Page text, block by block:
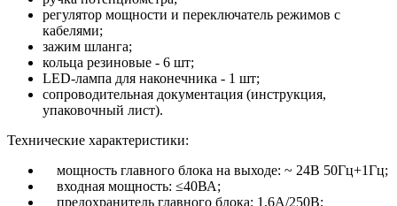
регулятор мощности и переключатель режимов с
кабелями;
зажим шланга;
кольца резиновые - 6 шт;
LED-лампа для наконечника - 1 шт;
сопроводительная документация (инструкция,
упаковочный лист).
Технические характеристики:
мощность главного блока на выходе: ~ 24В 50Гц+1Гц;
входная мощность: ≤40ВА;
предохранитель главного блока: 1,6А/250В;